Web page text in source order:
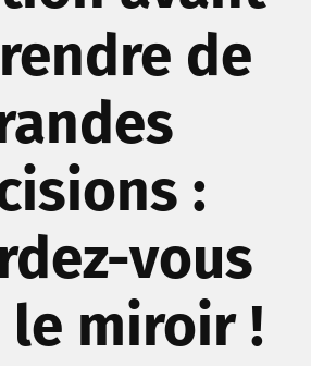
de
:
vous
le miroir !